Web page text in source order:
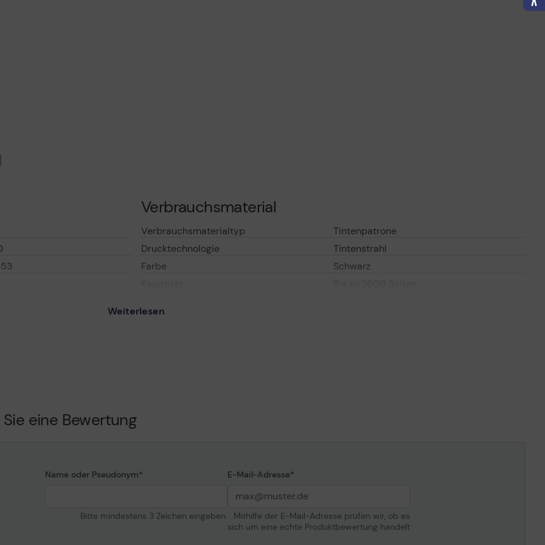
Verbrauchsmaterial
Verbrauchsmaterialtyp
Tintenpatrone
Drucktechnologie
Tintenstrahl
Farbe
Schwarz
Weiterlesen
eine Bewertung
Name oder Pseudonym
Bitte mindestens 3 Zeichen eingeben.
E-Mail-Adresse
Mithilfe der E-Mail-Adresse prüfen wir, ob es
sich um eine echte Produktbewertung handelt